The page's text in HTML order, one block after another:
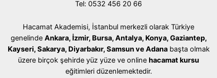
Tel: 0532 456 20 66
Hacamat Akademisi, İstanbul merkezli olarak Türkiye
genelinde Ankara, İzmir, Bursa, Antalya, Konya, Gaziantep,
Kayseri, Sakarya, Diyarbakır, Samsun ve Adanabaşta olmak
üzere birçok şehirde yüz yüze ve online hacamat kursu
eğitimleri düzenlemektedir.